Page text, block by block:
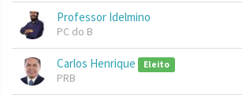
Professor Idelmino
PC do B
Carlos Henrique Eleito
PRB